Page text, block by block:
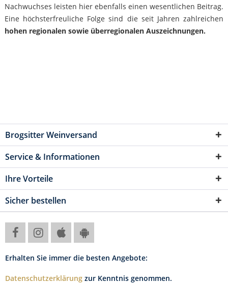
Nachwuchses leisten hier ebenfalls einen wesentlichen Beitrag.
Eine höchsterfreuliche Folge sind die seit Jahren zahlreichen
hohen regionalen sowie überregionalen Auszeichnungen.
Brogsitter Weinversand
Service & Informationen
Ihre Vorteile
Sicher bestellen
Erhalten Sie immer die besten Angebote:
Datenschutzerklärung zur Kenntnis genommen.